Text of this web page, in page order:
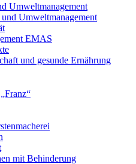
Umweltmanagement
Umweltmanagement
EMAS
und gesunde Ernährung
mit Behinderung